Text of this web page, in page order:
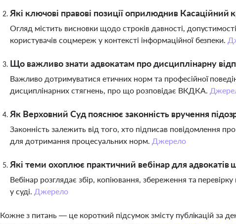
Які ключові правові позиції оприлюднив Касаційний
Огляд містить висновки щодо строків давності,
користувачів соцмереж у контексті інформаційної безпеки.
Що важливо знати адвокатам про дисциплінарну
Важливо дотримуватися етичних норм та професійної
дисциплінарних стягнень, про що розповідає ВКДКА.
Як Верховний Суд пояснює законність вручення
Законність залежить від того, хто підписав повідомлення
для дотримання процесуальних норм. Джерело
Які теми охоплює практичний вебінар для адвокатів
Вебінар розглядає збір, копіювання, збереження та
у суді. Джерело
Кожне з питань — це короткий підсумок змісту публікацій за